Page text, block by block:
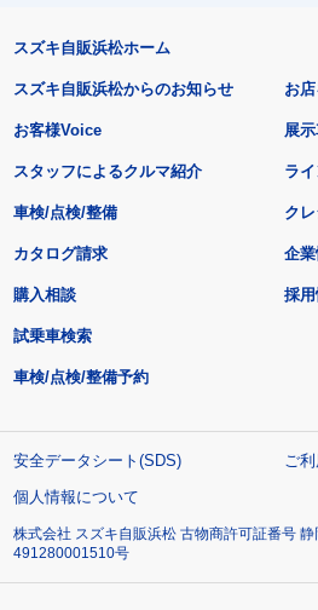
スズキ自販浜松ホーム
スズキ自販浜松からのお知らせ
お客様Voice
スタッフによるクルマ紹介
お
展
ラ
車検/点検/整備 ク
カタログ請求
購入相談
試乗車検索
車検/点検/整備予約
企
採
安全データシート(SDS)
ご
個人情報について
株式会社 スズキ自販浜松 古物商許可証番号
491280001510号